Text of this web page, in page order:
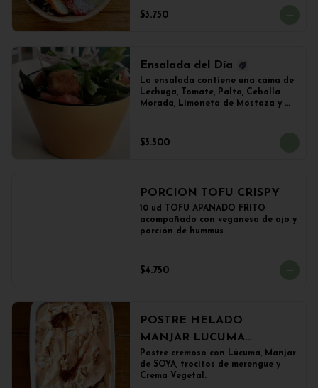
de 500grs aprox.
$3.750
Ensalada del Día
La ensalada contiene una cama de
Lechuga, Tomate, Palta, Cebolla
Morada, Limoneta de Mostaza y
o Falafel.
$3.500
PORCION TOFU CRISPY
10 ud TOFU APANADO FRITO
acompañado con veganesa de ajo y
porción de hummus
$4.750
POSTRE HELADO
MANJAR LUCUMA
(500grs)
Postre cremoso con Lúcuma, Manjar
de SOYA, trocitos de merengue y
Crema Vegetal.